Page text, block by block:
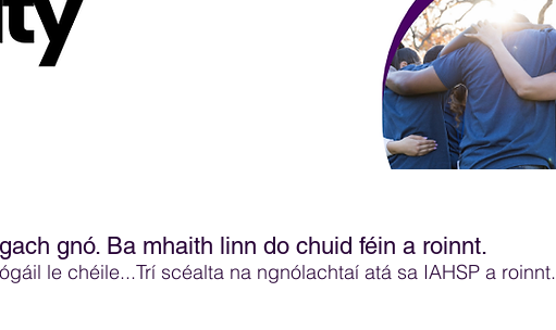
gnó. Ba mhaith linn do chuid féin a roinnt.
le chéile...Trí scéalta na ngnólachtaí atá sa IAHSP a roinnt.